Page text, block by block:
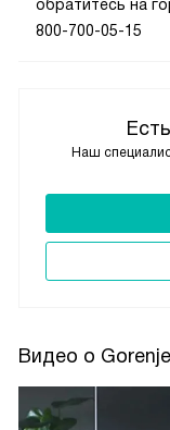
Наш
обратитесь на
800-700-05-15
Видео о